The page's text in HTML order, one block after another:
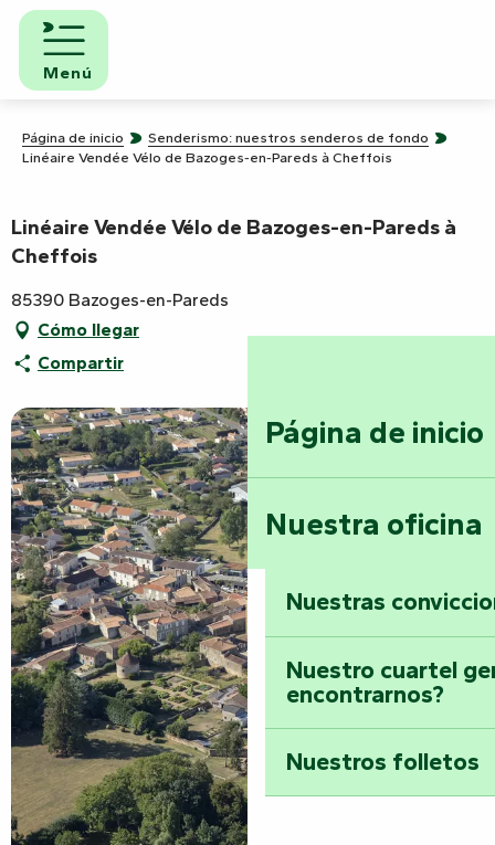
Aller
contenu
principal
Menú
Página de inicio
Nuestra oficina
Nuestras
Nuestro cuartel
encontrarnos?
Nuestros folletos
Página de inicio
Senderismo: nuestros senderos de fondo
Linéaire Vendée Vélo de Bazoges-en-Pareds à Cheffois
Linéaire Vendée Vélo de Bazoges-en-Pareds à
Cheffois
85390 Bazoges-en-Pareds
Cómo llegar
Compartir